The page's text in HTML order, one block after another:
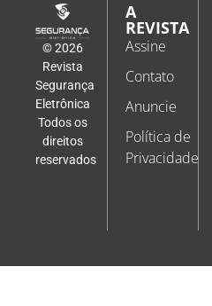
© 2026
Revista
Segurança
Eletrônica
Todos os
direitos
reservados
A
REVISTA
Assine
Contato
Anuncie
Política de
Privacidade